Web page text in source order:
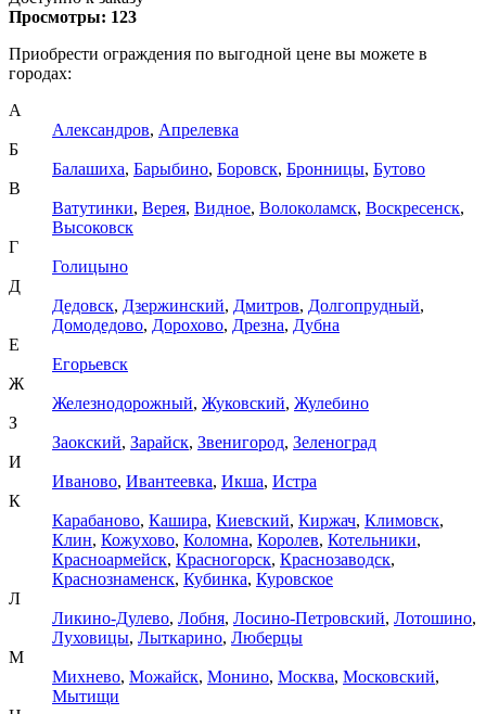
Просмотры: 123
Приобрести ограждения по выгодной цене вы можете в
городах:
А
Александров, Апрелевка
Б
Балашиха, Барыбино, Боровск, Бронницы, Бутово
В
Ватутинки, Верея, Видное, Волоколамск, Воскресенск,
Высоковск
Г
Голицыно
Д
Дедовск, Дзержинский, Дмитров, Долгопрудный,
Домодедово, Дорохово, Дрезна, Дубна
Е
Егорьевск
Ж
Железнодорожный, Жуковский, Жулебино
З
Заокский, Зарайск, Звенигород, Зеленоград
И
Иваново, Ивантеевка, Икша, Истра
К
Карабаново, Кашира, Киевский, Киржач, Климовск,
Клин, Кожухово, Коломна, Королев, Котельники,
Красноармейск, Красногорск, Краснозаводск,
Краснознаменск, Кубинка, Куровское
Л
Ликино-Дулево, Лобня, Лосино-Петровский, Лотошино,
Луховицы, Лыткарино, Люберцы
М
Михнево, Можайск, Монино, Москва, Московский,
Мытищи